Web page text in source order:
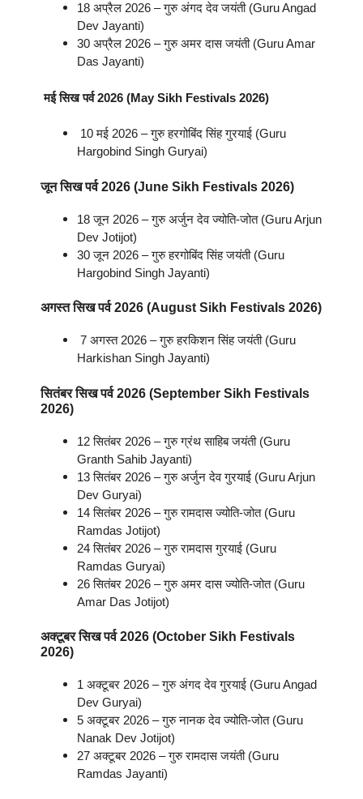
18 अप्रैल 2026 – गुरु अंगद देव जयंती (Guru Angad
Dev Jayanti)
30 अप्रैल 2026 – गुरु अमर दास जयंती (Guru Amar
Das Jayanti)
मईसिख पर्व2026 (May Sikh Festivals 2026)
10 मई 2026 – गुरु हरगोबिंद सिंह गुरयाई (Guru
Hargobind Singh Guryai)
जूनसिख पर्व2026 (June Sikh Festivals 2026)
18 जून 2026 – गुरु अर्जुन देव ज्योति-जोत (Guru Arjun
Dev Jotijot)
30 जून 2026 – गुरु हरगोबिंद सिंह जयंती (Guru
Hargobind Singh Jayanti)
अगस्तसिख पर्व2026 (August Sikh Festivals 2026)
7 अगस्त 2026 – गुरु हरकिशन सिंह जयंती (Guru
Harkishan Singh Jayanti)
सितंबरसिख पर्व2026 (September Sikh Festivals
2026)
12 सितंबर 2026 – गुरु ग्रंथ साहिब जयंती (Guru
Granth Sahib Jayanti)
13 सितंबर 2026 – गुरु अर्जुन देव गुरयाई (Guru Arjun
Dev Guryai)
14 सितंबर 2026 – गुरु रामदास ज्योति-जोत (Guru
Ramdas Jotijot)
24 सितंबर 2026 – गुरु रामदास गुरयाई (Guru
Ramdas Guryai)
26 सितंबर 2026 – गुरु अमर दास ज्योति-जोत (Guru
Amar Das Jotijot)
अक्टूबरसिख पर्व2026 (October Sikh Festivals
2026)
1 अक्टूबर 2026 – गुरु अंगद देव गुरयाई (Guru Angad
Dev Guryai)
5 अक्टूबर 2026 – गुरु नानक देव ज्योति-जोत (Guru
Nanak Dev Jotijot)
27 अक्टूबर 2026 – गुरु रामदास जयंती (Guru
Ramdas Jayanti)